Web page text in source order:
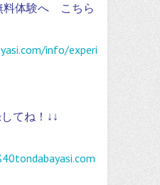
料体験へ こちら
info/experi
てね！↓↓